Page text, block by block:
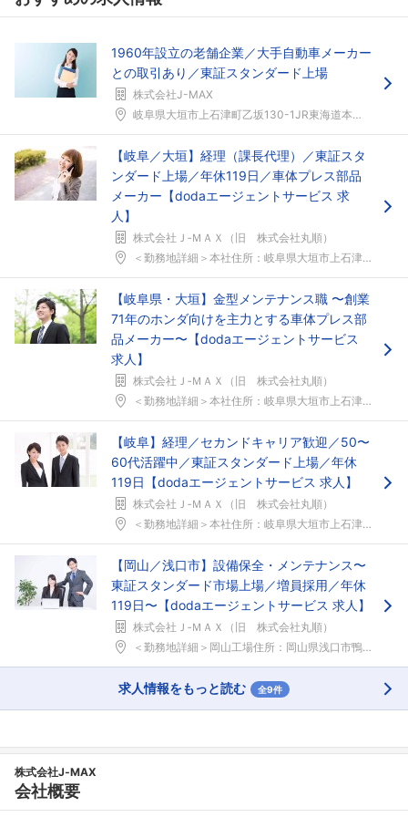
フォローしました
こちらの企業もフォローしませんか？
1960年設立の老舗企業／大手自動車メーカー
との取引あり／東証スタンダード上場
株式会社J-MAX
岐阜県大垣市上石津町乙坂130-1JR東海道本線「...
【岐阜／大垣】経理（課長代理）／東証スタ
ンダード上場／年休119日／車体プレス部品
メーカー【dodaエージェントサービス 求
人】
株式会社Ｊ‐ＭＡＸ（旧 株式会社丸順）
＜勤務地詳細＞本社住所：岐阜県大垣市上石津町乙坂1...
【岐阜県・大垣】金型メンテナンス職 〜創業
71年のホンダ向けを主力とする車体プレス部
品メーカー〜【dodaエージェントサービス
求人】
株式会社Ｊ‐ＭＡＸ（旧 株式会社丸順）
＜勤務地詳細＞本社住所：岐阜県大垣市上石津町乙坂1...
【岐阜】経理／セカンドキャリア歓迎／50〜
60代活躍中／東証スタンダード上場／年休
119日【dodaエージェントサービス 求人】
株式会社Ｊ‐ＭＡＸ（旧 株式会社丸順）
＜勤務地詳細＞本社住所：岐阜県大垣市上石津町乙坂1...
【岡山／浅口市】設備保全・メンテナンス〜
東証スタンダード市場上場／増員採用／年休
119日〜【dodaエージェントサービス 求人】
株式会社Ｊ‐ＭＡＸ（旧 株式会社丸順）
＜勤務地詳細＞岡山工場住所：岡山県浅口市鴨方町六条...
求人情報をもっと読む 全9件
株式会社J‐MAX
会社概要